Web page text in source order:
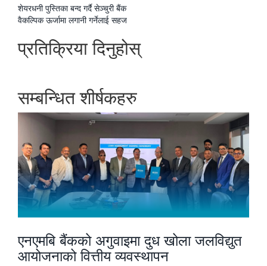
पछिल्लाे
-
शेयरधनी पुस्तिका बन्द गर्दै सेञ्चुरी बैंक
अघिल्लाे
वैकल्पिक ऊर्जामा लगानी गर्नेलाई सहज
प्रतिक्रिया दिनुहोस्
सम्बन्धित शीर्षकहरु
एनएमबि बैंकको अगुवाइमा दुध खोला जलविद्युत
आयोजनाको वित्तीय व्यवस्थापन